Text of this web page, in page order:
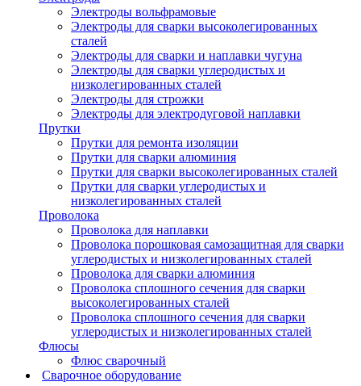
Электроды вольфрамовые
Электроды для сварки высоколегированных
сталей
Электроды для сварки и наплавки чугуна
Электроды для сварки углеродистых и
низколегированных сталей
Электроды для строжки
Электроды для электродуговой наплавки
Прутки
Прутки для ремонта изоляции
Прутки для сварки алюминия
Прутки для сварки высоколегированных сталей
Прутки для сварки углеродистых и
низколегированных сталей
Проволока
Проволока для наплавки
Проволока порошковая самозащитная для сварки
углеродистых и низколегированных сталей
Проволока для сварки алюминия
Проволока сплошного сечения для сварки
высоколегированных сталей
Проволока сплошного сечения для сварки
углеродистых и низколегированных сталей
Флюсы
Флюс сварочный
Сварочное оборудование